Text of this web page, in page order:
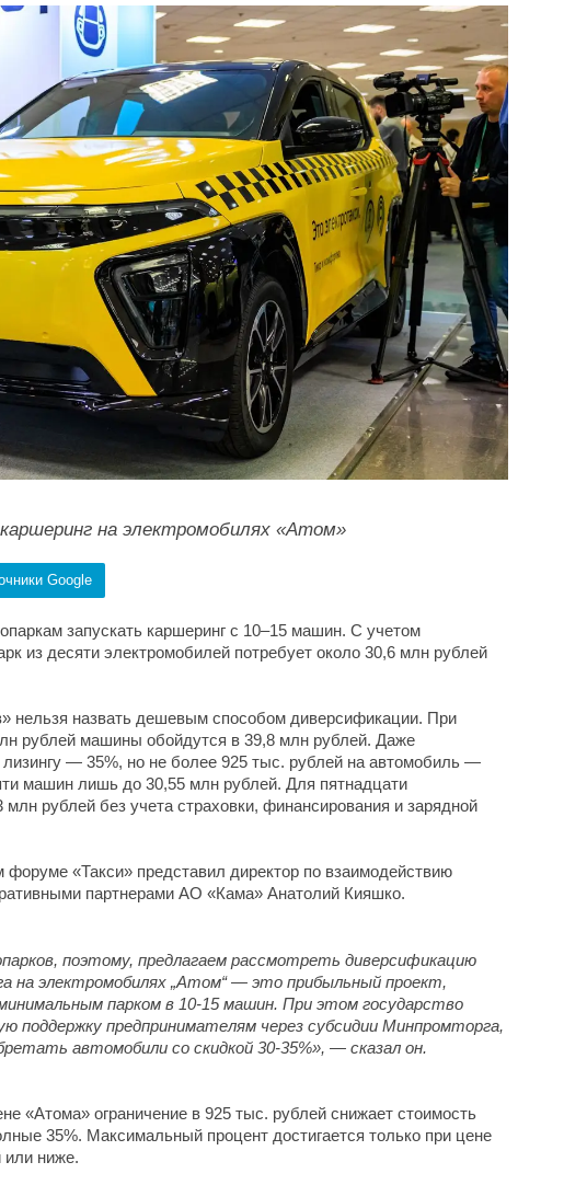
на электромобилях «Атом»
Google
запускать каршеринг с 10–15 машин. С учетом
из десяти электромобилей потребует около 30,6 млн рублей
нельзя назвать дешевым способом диверсификации. При
рублей машины обойдутся в 39,8 млн рублей. Даже
— 35%, но не более 925 тыс. рублей на автомобиль —
машин лишь до 30,55 млн рублей. Для пятнадцати
млн рублей без учета страховки, финансирования и зарядной
«Такси» представил директор по взаимодействию
партнерами АО «Кама» Анатолий Кияшко.
поэтому, предлагаем рассмотреть диверсификацию
на электромобилях „Атом“ — это прибыльный проект,
парком в 10-15 машин. При этом государство
поддержку предпринимателям через субсидии Минпромторга,
автомобили со скидкой 30-35%», — сказал он.
«Атома» ограничение в 925 тыс. рублей снижает стоимость
35%. Максимальный процент достигается только при цене
или ниже.